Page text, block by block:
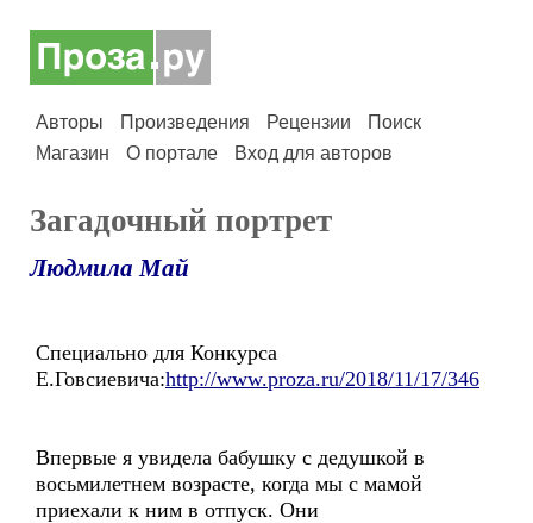
Авторы Произведения Рецензии
Поиск
Магазин
О портале Вход для авторов
Загадочный портрет
Людмила Май
Специально для Конкурса
Е.Говсиевича:http://www.proza.ru/2018/11/17/346
Впервые я увидела бабушку с дедушкой в
восьмилетнем возрасте, когда мы с мамой
приехали к ним в отпуск. Они